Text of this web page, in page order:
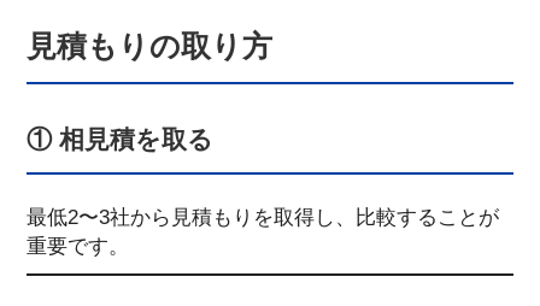
見積もりの取り方
① 相見積を取る
最低2〜3社から見積もりを取得し、比較することが
重要です。